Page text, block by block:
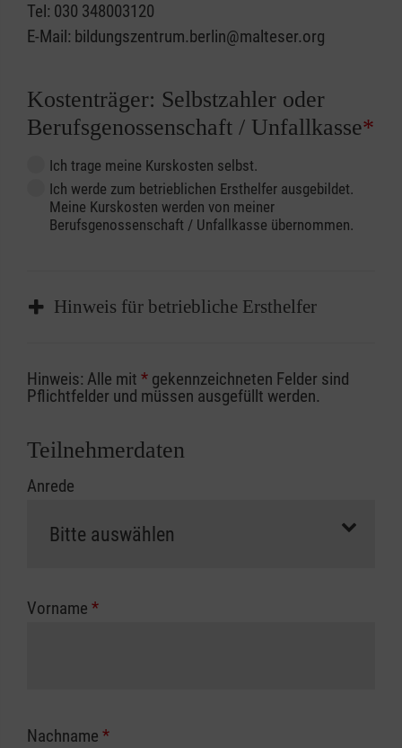
Tel: 030 348003120
E-Mail: bildungszentrum.berlin@malteser.org
Kostenträger: Selbstzahler oder
Berufsgenossenschaft / Unfallkasse*
Ich trage meine Kurskosten selbst.
Ich werde zum betrieblichen Ersthelfer ausgebildet.
Meine Kurskosten werden von meiner
Berufsgenossenschaft / Unfallkasse übernommen.
Hinweis für betriebliche Ersthelfer
Sofern Sie ein Kostenübernahmeverfahren
Ihrer Berufsgenossenschaft / Unfallkasse
Abrechnungsunterlagen spätestens zu
erfolgt eine Abrechnung der vollen Kursgebühr
Die notwendigen Formulare für die
zuständigen Berufsgenossenschaft oder
Hinweis: Alle mit * gekennzeichneten Felder sind
Pflichtfelder und müssen ausgefüllt werden.
Teilnehmerdaten
Anrede
Vorname *
Nachname *